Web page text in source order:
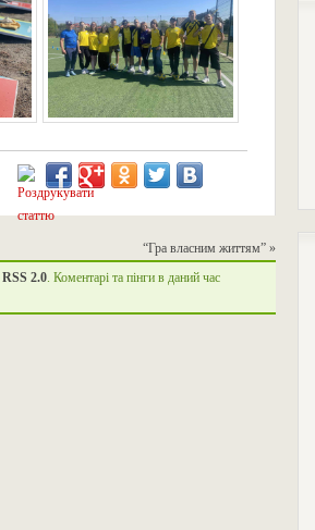
“Гра власним життям” »
RSS 2.0. Коментарі та пінги в даний час